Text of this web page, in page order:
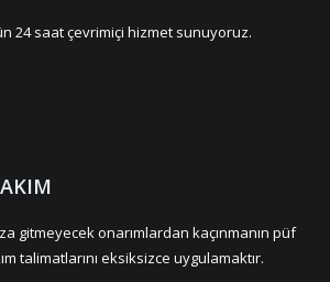
24 saat çevrimiçi hizmet sunuyoruz.
gitmeyecek onarımlardan kaçınmanın püf
talimatlarını eksiksizce uygulamaktır.